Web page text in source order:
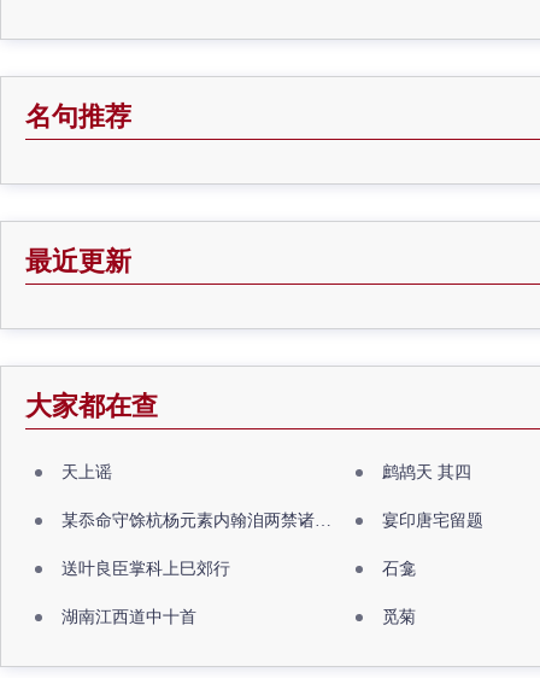
名句推荐
最近更新
大家都在查
天上谣 鹧鸪天 其四
某忝命守馀杭杨元素内翰洎两禁诸公出祖佛寺 宴印唐宅留题
送叶良臣掌科上巳郊行 石龛
湖南江西道中十首 觅菊